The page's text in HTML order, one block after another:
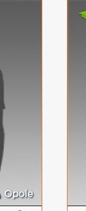
Opole